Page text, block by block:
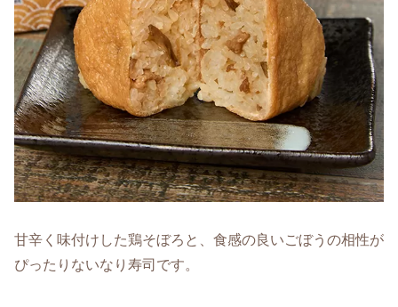
甘辛く味付けした鶏そぼろと、食感の良いごぼうの相性が
ぴったりないなり寿司です。